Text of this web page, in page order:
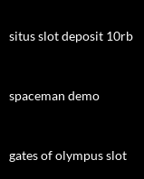
situs slot deposit 10rb
spaceman demo
gates of olympus slot